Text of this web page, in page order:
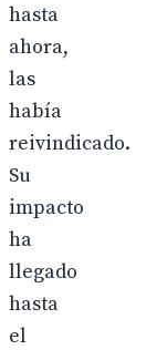
hasta
ahora,
las
había
reivindicado.
Su
impacto
ha
llegado
hasta
el